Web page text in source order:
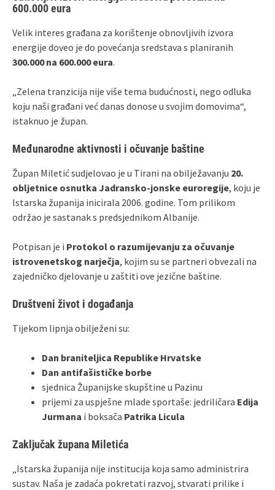
600.000 eura
Velik interes građana za korištenje obnovljivih izvora
energije doveo je do povećanja sredstava s planiranih
300.000 na 600.000 eura.
„Zelena tranzicija nije više tema budućnosti, nego odluka
koju naši građani već danas donose u svojim domovima“,
istaknuo je župan.
Međunarodne aktivnosti i očuvanje baštine
Župan Miletić sudjelovao je u Tirani na obilježavanju 20.
obljetnice osnutka Jadransko-jonske euroregije, koju je
Istarska županija inicirala 2006. godine. Tom prilikom
održao je sastanak s predsjednikom Albanije.
Potpisan je i Protokol o razumijevanju za očuvanje
istrovenetskog narječja, kojim su se partneri obvezali na
zajedničko djelovanje u zaštiti ove jezične baštine.
Društveni život i događanja
Tijekom lipnja obilježeni su:
Dan braniteljica Republike Hrvatske
Dan antifašističke borbe
sjednica Županijske skupštine u Pazinu
prijemi za uspješne mlade sportaše: jedriličara Edija
Jurmana i boksača Patrika Licula
Zaključak župana Miletića
„Istarska županija nije institucija koja samo administrira
sustav. Naša je zadaća pokretati razvoj, stvarati prilike i